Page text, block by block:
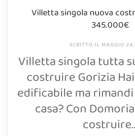
Villetta singola nuova
345.000€
SCRITTO IL MAGGIO
Villetta singola tutta
costruire Gorizia
edificabile ma
casa? Con